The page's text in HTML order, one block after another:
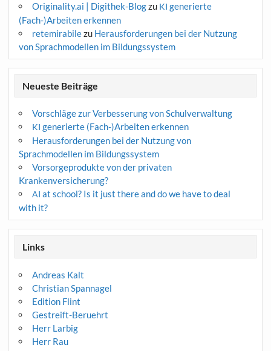
Originality.ai | Digithek-Blogzu KI generierte
(Fach-)Arbeiten erkennen
retemirabilezu Herausforderungen bei der Nutzung
von Sprachmodellen im Bildungssystem
Neueste Beiträge
Vorschläge zur Verbesserung von Schulverwaltung
KI generierte (Fach-)Arbeiten erkennen
Herausforderungen bei der Nutzung von
Sprachmodellen im Bildungssystem
Vorsorgeprodukte von der privaten
Krankenversicherung?
AI at school? Is it just there and do we have to deal
with it?
Links
Andreas Kalt
Christian Spannagel
Edition Flint
Gestreift-Beruehrt
Herr Larbig
Herr Rau